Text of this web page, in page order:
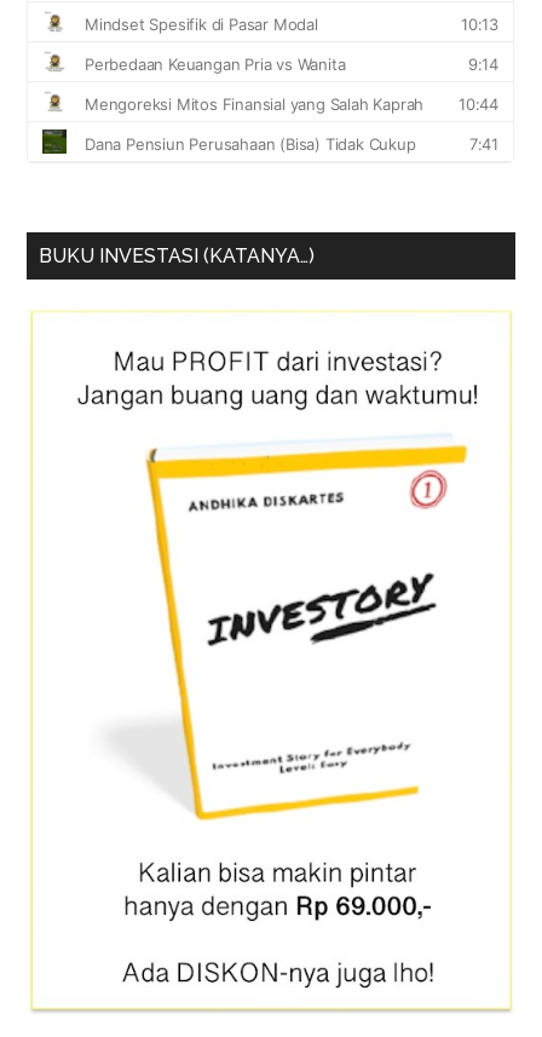
BUKU INVESTASI (KATANYA…)